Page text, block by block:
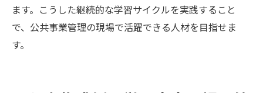
ます。こうした継続的な学習サイクルを実践すること
で、公共事業管理の現場で活躍できる人材を目指せま
す。